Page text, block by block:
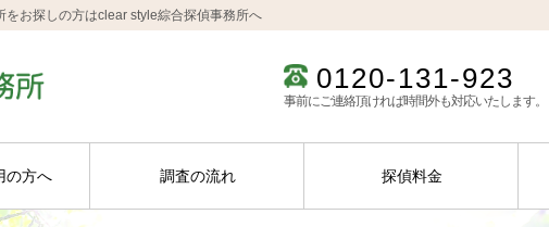
お探しの方はclear style綜合探偵事務所へ
0120-131-923
事前にご連絡頂ければ時間外も対応いたします。
の方へ 調査の流れ 探偵料金